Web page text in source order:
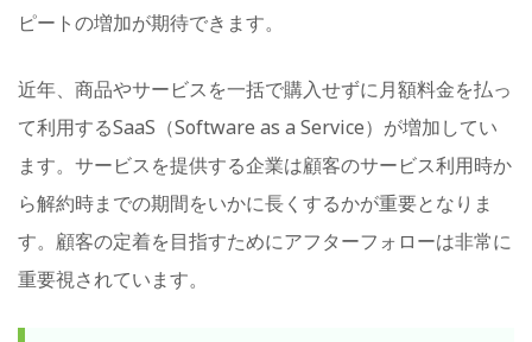
ピートの増加が期待できます。
近年、商品やサービスを一括で購入せずに月額料金を払っ
て利用するSaaS（Software as a Service）が増加してい
ます。サービスを提供する企業は顧客のサービス利用時か
ら解約時までの期間をいかに長くするかが重要となりま
す。顧客の定着を目指すためにアフターフォローは非常に
重要視されています。